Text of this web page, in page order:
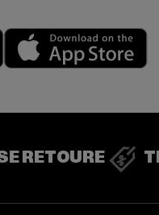
Play market
RETOURE